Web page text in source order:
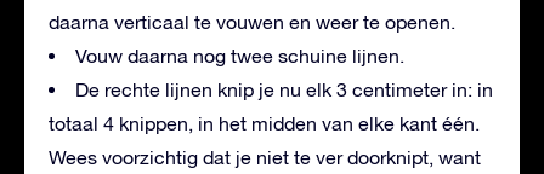
daarna verticaal te vouwen en weer te openen.
Vouw daarna nog twee schuine lijnen.
De rechte lijnen knip je nu elk 3 centimeter in: in
totaal 4 knippen, in het midden van elke kant één.
Wees voorzichtig dat je niet te ver doorknipt, want